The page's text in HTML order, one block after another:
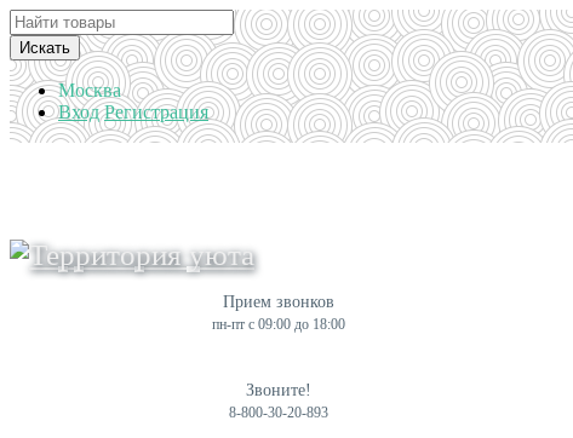
Искать
Москва
Вход Регистрация
Прием звонков
пн-пт с 09:00 до 18:00
Звоните!
8-800-30-20-893